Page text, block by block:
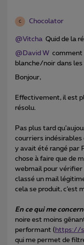
C Chocolator
@Vitcha Quid de la
@David W comment
blanche/noir dans
Bonjour,
Effectivement, il est
résolu.
Pas plus tard
courriers
y avait été rangé par
chose à faire que de
webmail pour vérifier
classé un mail
cela se produit, c’est
En ce qui me
noire est moins
performant ( https://
qui me permet de